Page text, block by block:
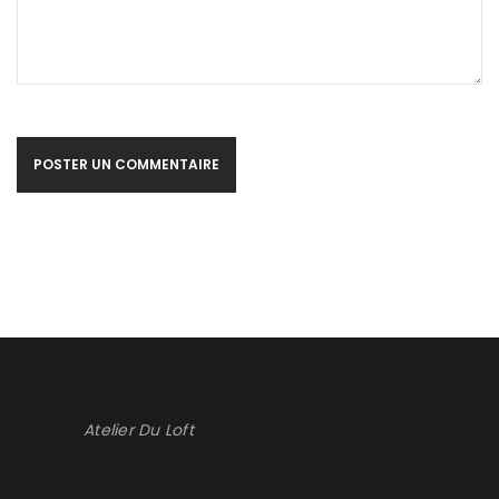
une idée déco toilettes pour passionnées d’autos et
POSTER UN COMMENTAIRE
Atelier Du Loft